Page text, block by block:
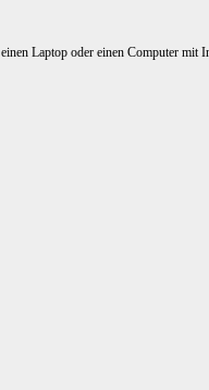
Laptop oder einen Computer mit